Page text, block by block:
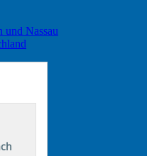
und Nassau